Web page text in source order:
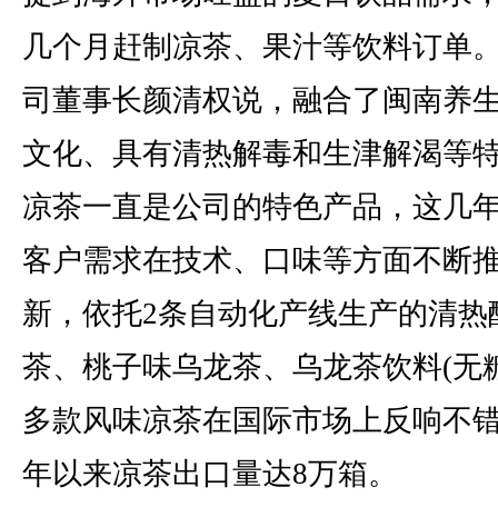
几个月赶制凉茶、果汁等饮料订单
司董事长颜清权说，融合了闽南养
文化、具有清热解毒和生津解渴等
凉茶一直是公司的特色产品，这几
客户需求在技术、口味等方面不断
新，依托2条自动化产线生产的清热
茶、桃子味乌龙茶、乌龙茶饮料(无
多款风味凉茶在国际市场上反响不
年以来凉茶出口量达8万箱。